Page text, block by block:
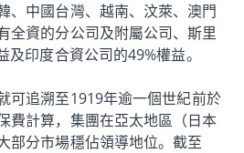
、中國台灣、越南、汶萊、澳門
全資的分公司及附屬公司、斯里
印度合資公司的49%權益。
可追溯至1919年逾一個世紀前於
費計算，集團在亞太地區（日本
部分市場穩佔領導地位。截至